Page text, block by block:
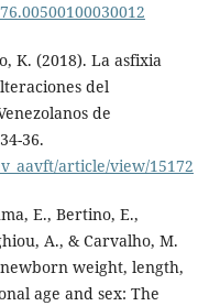
K. (2018). La asfixia
del
de
36.
article/view/15172
E., Bertino, E.,
A., & Carvalho, M.
weight, length,
age and sex: The